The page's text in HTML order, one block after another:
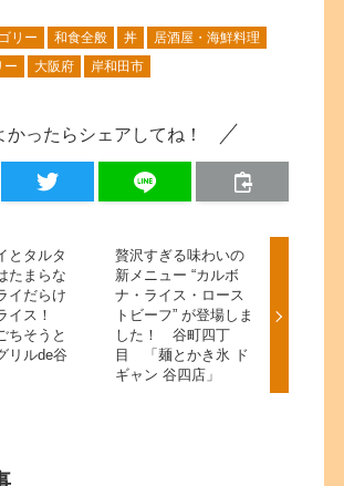
リー 和食全般 丼
居酒屋・海鮮料理
ー
大阪府 岸和田市
かったらシェアしてね！
とタルタ
たまらな
イだらけ
イス！
そうと
リルde谷
贅沢すぎる味わいの
新メニュー “カルボ
ナ・ライス・ロース
トビーフ” が登場しま
した！ 谷町四丁
目 「麺とかき氷 ド
ギャン 谷四店」